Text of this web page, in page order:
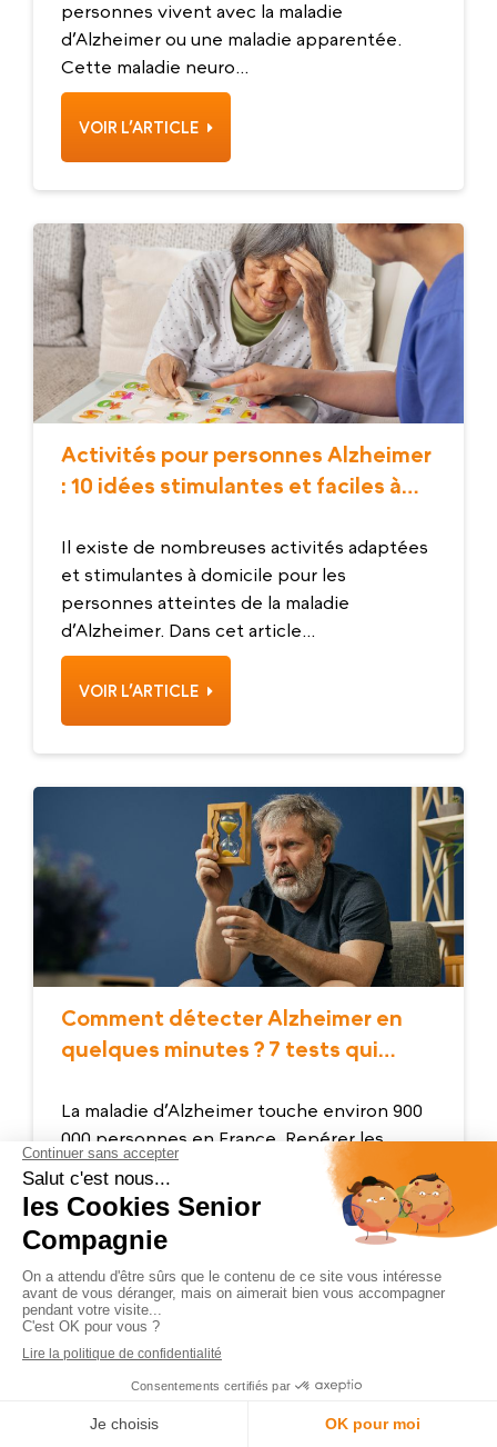
personnes vivent avec la maladie
d’Alzheimer ou une maladie apparentée.
Cette maladie neuro...
VOIR L’ARTICLE
Activités pour personnes Alzheimer
: 10 idées stimulantes et faciles à
Il existe de nombreuses activités adaptées
et stimulantes à domicile pour les
personnes atteintes de la maladie
d’Alzheimer. Dans cet article...
VOIR L’ARTICLE
Comment détecter Alzheimer en
quelques minutes ? 7 tests qui
La maladie d’Alzheimer touche environ 900
000 personnes en France. Repérer les
premiers troubles cognitifs permet d’agir
rapidement et d&...
VOIR L’ARTICLE